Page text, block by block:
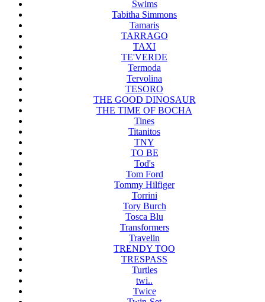
Swims
Tabitha Simmons
Tamaris
TARRAGO
TAXI
TE'VERDE
Termoda
Tervolina
TESORO
THE GOOD DINOSAUR
THE TIME OF BOCHA
Tines
Titanitos
TNY
TO BE
Tod's
Tom Ford
Tommy Hilfiger
Torrini
Tory Burch
Tosca Blu
Transformers
Travelin
TRENDY TOO
TRESPASS
Turtles
twi..
Twice